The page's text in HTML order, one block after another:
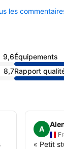
les
9,6Équipements
8,7Rapport
A
« Petit